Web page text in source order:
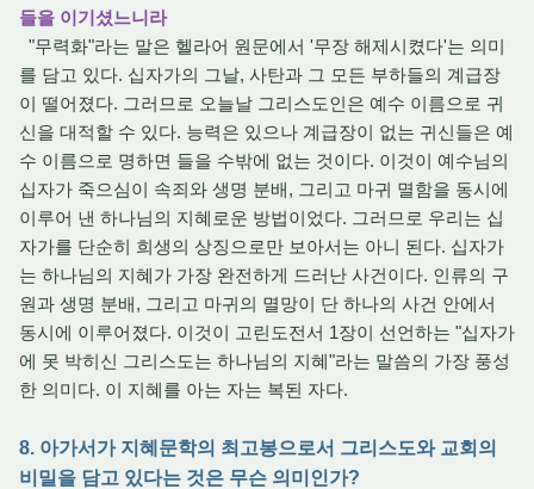
들을 이기셨느니라
"무력화"라는 말은 헬라어 원문에서 '무장 해제시켰다'는 의미
를 담고 있다. 십자가의 그날, 사탄과 그 모든 부하들의 계급장
이 떨어졌다. 그러므로 오늘날 그리스도인은 예수 이름으로 귀
신을 대적할 수 있다. 능력은 있으나 계급장이 없는 귀신들은 예
수 이름으로 명하면 들을 수밖에 없는 것이다. 이것이 예수님의
십자가 죽으심이 속죄와 생명 분배, 그리고 마귀 멸함을 동시에
이루어 낸 하나님의 지혜로운 방법이었다. 그러므로 우리는 십
자가를 단순히 희생의 상징으로만 보아서는 아니 된다. 십자가
는 하나님의 지혜가 가장 완전하게 드러난 사건이다. 인류의 구
원과 생명 분배, 그리고 마귀의 멸망이 단 하나의 사건 안에서
동시에 이루어졌다. 이것이 고린도전서 1장이 선언하는 "십자가
에 못 박히신 그리스도는 하나님의 지혜"라는 말씀의 가장 풍성
한 의미다. 이 지혜를 아는 자는 복된 자다.
8. 아가서가 지혜문학의 최고봉으로서 그리스도와 교회의
비밀을 담고 있다는 것은 무슨 의미인가?